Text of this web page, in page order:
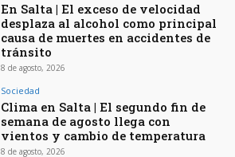
En Salta | El exceso de velocidad
desplaza al alcohol como principal
causa de muertes en accidentes de
tránsito
8 de agosto, 2026
Sociedad
Clima en Salta | El segundo fin de
semana de agosto llega con
vientos y cambio de temperatura
8 de agosto, 2026